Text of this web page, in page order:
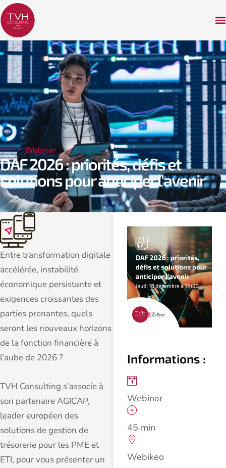
Webinar
DAF 2026 : priorités, défis et
solutions pour anticiper l’avenir
Entre transformation digitale
accélérée, instabilité
économique persistante et
exigences croissantes des
parties prenantes, quels
seront les nouveaux horizons
de la fonction financière à
l’aube de 2026 ?
TVH Consulting s’associe à
son partenaire AGICAP,
leader européen des
solutions de gestion de
trésorerie pour les PME et
ETI, pour vous présenter un
Informations :
Webinar
45 min
Webikeo